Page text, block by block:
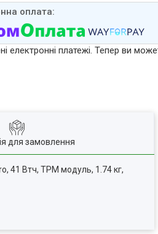
електронні платежі. Тепер ви
для замовлення
41 Втч, TPM модуль, 1.74 кг,